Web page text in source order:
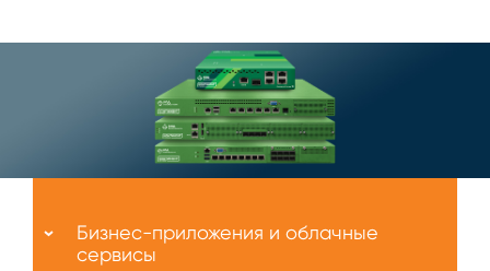
нас
Бизнес-приложения и облачные
сервисы